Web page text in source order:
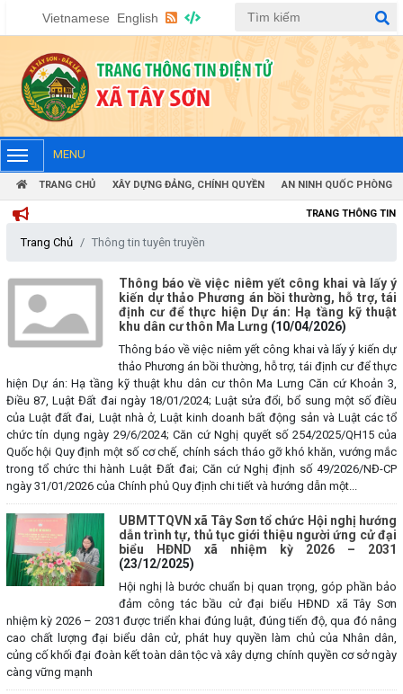
Vietnamese English
MENU
TRANG CHỦ XÂY DỰNG ĐẢNG, CHÍNH QUYỀN AN NINH QUỐC PHÒNG
TRANG THÔNG TIN
Trang Chủ Thông tin tuyên truyền
Thông báo về việc niêm yết công khai và lấy ý
kiến dự thảo Phương án bồi thường, hỗ trợ, tái
định cư để thực hiện Dự án: Hạ tầng kỹ thuật
khu dân cư thôn Ma Lưng (10/04/2026)
Thông báo về việc niêm yết công khai và lấy ý kiến dự
thảo Phương án bồi thường, hỗ trợ, tái định cư để thực
hiện Dự án: Hạ tầng kỹ thuật khu dân cư thôn Ma Lưng Căn cứ Khoản 3,
Điều 87, Luật Đất đai ngày 18/01/2024; Luật sửa đổi, bổ sung một số điều
của Luật đất đai, Luật nhà ở, Luật kinh doanh bất động sản và Luật các tổ
chức tín dụng ngày 29/6/2024; Căn cứ Nghị quyết số 254/2025/QH15 của
Quốc hội Quy định một số cơ chế, chính sách tháo gỡ khó khăn, vướng mắc
trong tổ chức thi hành Luật Đất đai; Căn cứ Nghị định số 49/2026/NĐ-CP
ngày 31/01/2026 của Chính phủ Quy định chi tiết và hướng dẫn một...
UBMTTQVN xã Tây Sơn tổ chức Hội nghị hướng
dẫn trình tự, thủ tục giới thiệu người ứng cử đại
biểu HĐND xã nhiệm kỳ 2026 – 2031
(23/12/2025)
Hội nghị là bước chuẩn bị quan trọng, góp phần bảo
đảm công tác bầu cử đại biểu HĐND xã Tây Sơn
nhiệm kỳ 2026 – 2031 được triển khai đúng luật, đúng tiến độ, qua đó nâng
cao chất lượng đại biểu dân cử, phát huy quyền làm chủ của Nhân dân,
củng cố khối đại đoàn kết toàn dân tộc và xây dựng chính quyền cơ sở ngày
càng vững mạnh